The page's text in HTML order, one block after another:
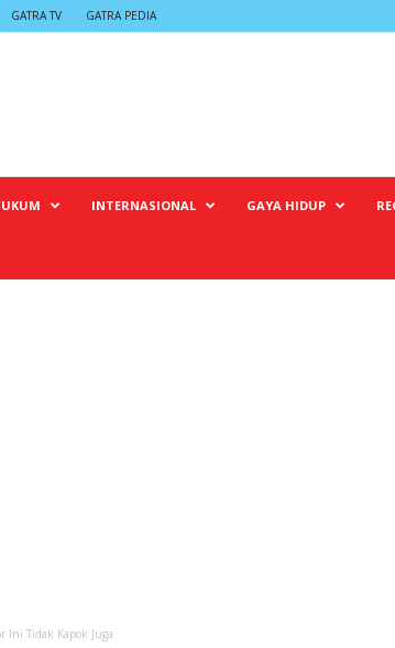
GATRA TV GATRA PEDIA
INTERNASIONAL GAYA HIDUP
Ini Tidak Kapok Juga